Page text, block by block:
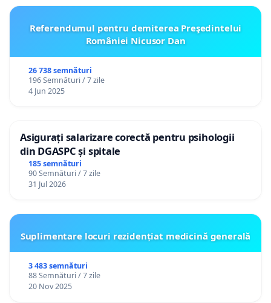
Referendumul pentru demiterea Preşedintelui
României Nicusor Dan
26 738 semnături
196 Semnături / 7 zile
4 Jun 2025
Asigurați salarizare corectă pentru psihologii
din DGASPC și spitale
185 semnături
90 Semnături / 7 zile
31 Jul 2026
Suplimentare locuri rezidențiat medicină generală
3 483 semnături
88 Semnături / 7 zile
20 Nov 2025